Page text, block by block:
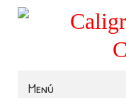
Menú